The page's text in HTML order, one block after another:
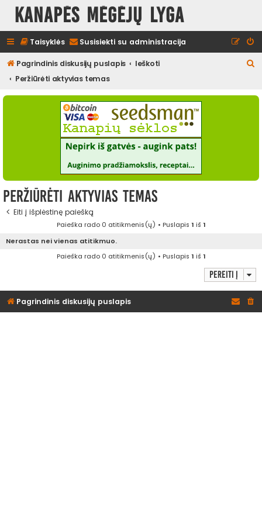
Kanapės mėgėjų lyga
Taisyklės Susisiekti su administracija
Pagrindinis diskusijų puslapis
Ieškoti
Peržiūrėti aktyvias temas
š
Peržiūrėti aktyvias temas
Eiti į išplėstinę paiešką
Paieška rado 0 atitikmenis(ų) • Puslapis 1 iš 1
Nerastas nei vienas atitikmuo.
Paieška rado 0 atitikmenis(ų) • Puslapis 1 iš 1
Pereiti į
Pagrindinis diskusijų puslapis